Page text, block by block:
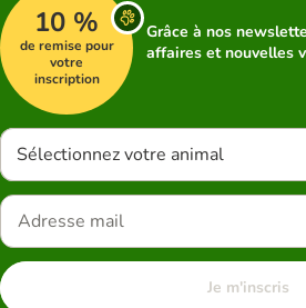
10 %
de remise pour
votre
inscription
Grâce à nos
affaires et nouvelles
Sélectionnez votre animal
Je m'inscris